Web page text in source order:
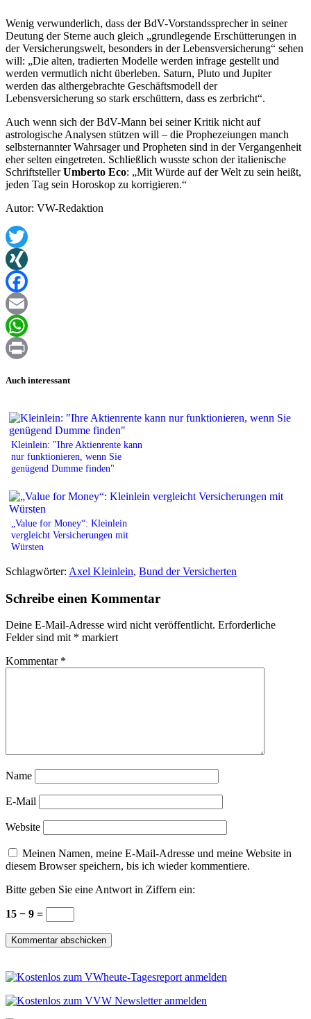
Wenig verwunderlich, dass der BdV-Vorstandssprecher in seiner
Deutung der Sterne auch gleich „grundlegende Erschütterungen in
der Versicherungswelt, besonders in der Lebensversicherung“ sehen
will: „Die alten, tradierten Modelle werden infrage gestellt und
werden vermutlich nicht überleben. Saturn, Pluto und Jupiter
werden das althergebrachte Geschäftsmodell der
Lebensversicherung so stark erschüttern, dass es zerbricht“.
Auch wenn sich der BdV-Mann bei seiner Kritik nicht auf
astrologische Analysen stützen will – die Prophezeiungen manch
selbsternannter Wahrsager und Propheten sind in der Vergangenheit
eher selten eingetreten. Schließlich wusste schon der italienische
SchriftstellerUmberto Eco: „Mit Würde auf der Welt zu sein heißt,
jeden Tag sein Horoskop zu korrigieren.“
Autor: VW-Redaktion
Twitter
XING
Facebook
Email
WhatsApp
Auch interessant
Kleinlein: "Ihre Aktienrente kann
nur funktionieren, wenn Sie
genügend Dumme finden"
„Value for Money“: Kleinlein
vergleicht Versicherungen mit
Würsten
Schlagwörter: Axel Kleinlein, Bund der Versicherten
Schreibe einen Kommentar
Deine E-Mail-Adresse wird nicht veröffentlicht. Erforderliche
Felder sind mit * markiert
Kommentar *
Name
E-Mail
Website
Meinen Namen, meine E-Mail-Adresse und meine Website in
diesem Browser speichern, bis ich wieder kommentiere.
Bitte geben Sie eine Antwort in Ziffern ein:
15 − 9 =